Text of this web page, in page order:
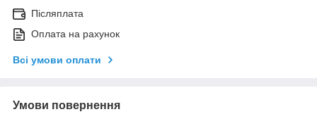
Післяплата
Оплата на рахунок
Всі умови оплати
Умови повернення